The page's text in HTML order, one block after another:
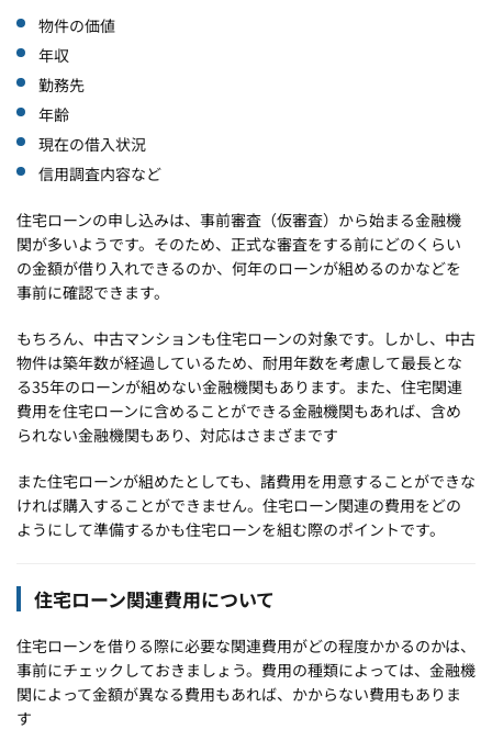
物件の価値
年収
勤務先
年齢
現在の借入状況
信用調査内容など
住宅ローンの申し込みは、事前審査（仮審査）から始まる金融機
関が多いようです。そのため、正式な審査をする前にどのくらい
の金額が借り入れできるのか、何年のローンが組めるのかなどを
事前に確認できます。
もちろん、中古マンションも住宅ローンの対象です。しかし、中古
物件は築年数が経過しているため、耐用年数を考慮して最長とな
る35年のローンが組めない金融機関もあります。また、住宅関連
費用を住宅ローンに含めることができる金融機関もあれば、含め
られない金融機関もあり、対応はさまざまです
また住宅ローンが組めたとしても、諸費用を用意することができな
ければ購入することができません。住宅ローン関連の費用をどの
ようにして準備するかも住宅ローンを組む際のポイントです。
住宅ローン関連費用について
住宅ローンを借りる際に必要な関連費用がどの程度かかるのかは、
事前にチェックしておきましょう。費用の種類によっては、金融機
関によって金額が異なる費用もあれば、かからない費用もありま
す